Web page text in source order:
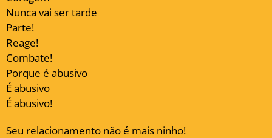
Nunca vai ser tarde
Parte!
Reage!
Combate!
Porque é abusivo
É abusivo
É abusivo!
Seu relacionamento não é mais ninho!